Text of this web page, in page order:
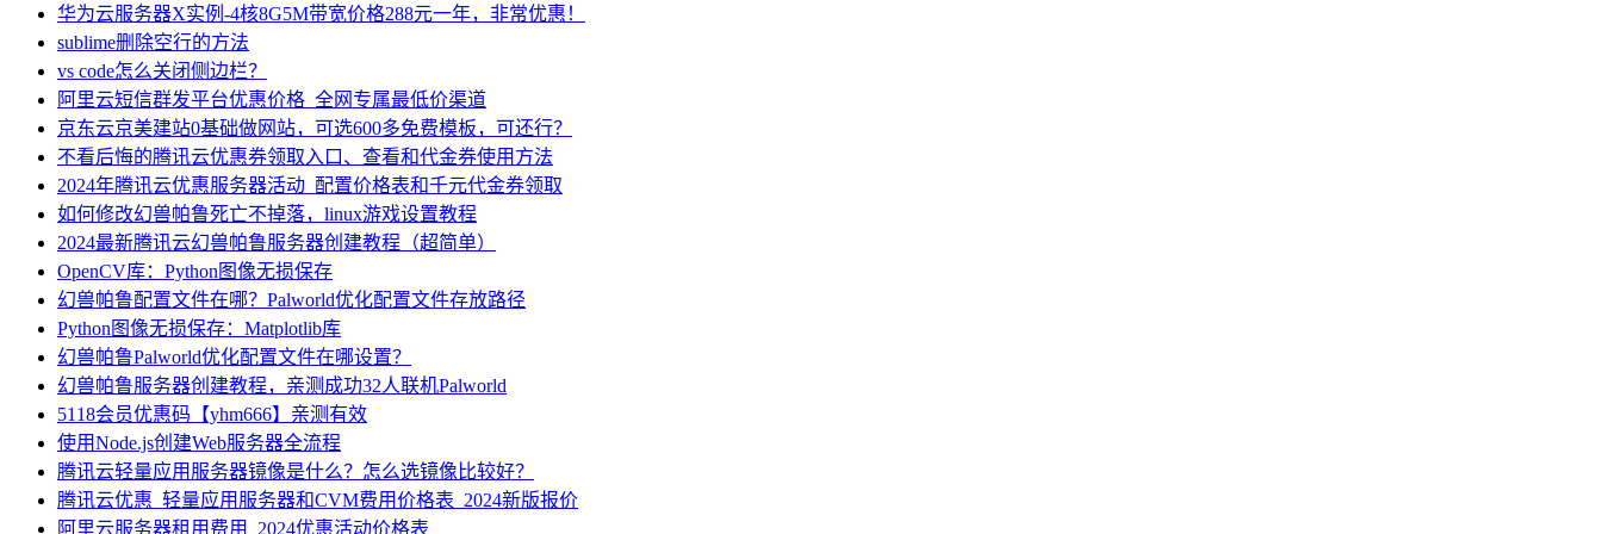
华为云服务器X实例-4核8G5M带宽价格288元一年，非常优惠！
sublime删除空行的方法
vs code怎么关闭侧边栏？
阿里云短信群发平台优惠价格_全网专属最低价渠道
京东云京美建站0基础做网站，可选600多免费模板，可还行？
不看后悔的腾讯云优惠券领取入口、查看和代金券使用方法
2024年腾讯云优惠服务器活动_配置价格表和千元代金券领取
如何修改幻兽帕鲁死亡不掉落，linux游戏设置教程
2024最新腾讯云幻兽帕鲁服务器创建教程（超简单）
OpenCV库：Python图像无损保存
幻兽帕鲁配置文件在哪？Palworld优化配置文件存放路径
Python图像无损保存：Matplotlib库
幻兽帕鲁Palworld优化配置文件在哪设置？
幻兽帕鲁服务器创建教程，亲测成功32人联机Palworld
5118会员优惠码【yhm666】亲测有效
使用Node.js创建Web服务器全流程
腾讯云轻量应用服务器镜像是什么？怎么选镜像比较好？
腾讯云优惠_轻量应用服务器和CVM费用价格表_2024新版报价
阿里云服务器租用费用_2024优惠活动价格表